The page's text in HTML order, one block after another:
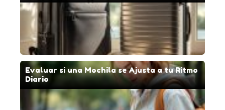
Evaluar si una Mochila se Ajusta a tu Ritmo
Diario